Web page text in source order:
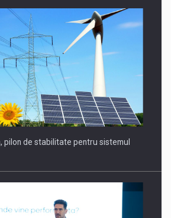
The Future - Technology and…
pilon de stabilitate pentru sistemul